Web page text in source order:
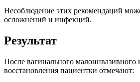
Несоблюдение этих рекомендаций
осложнений и инфекций.
Результат
После вагинального малоинвазивного
восстановления пациентки отмечают: